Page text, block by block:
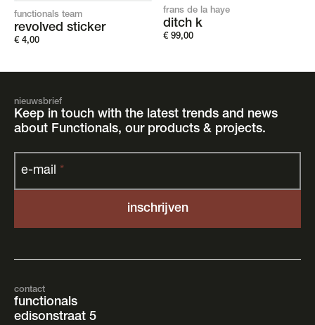
functionals team
revolved sticker
€ 4,00
frans de la haye
ditch k
€ 99,00
nieuwsbrief
Keep in touch with the latest trends and news
about Functionals, our products & projects.
e-mail *
contact
functionals
edisonstraat 5